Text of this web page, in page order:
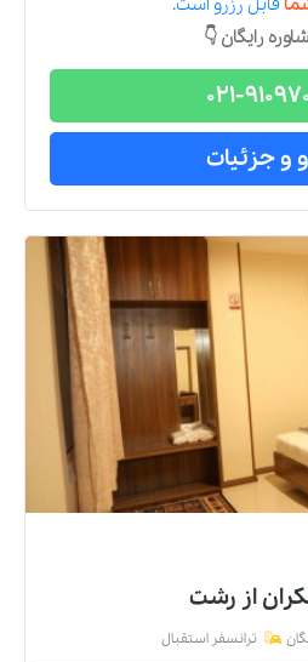
قابل رزرو است.
رایگان 👇
021-
و جزئیات
از رشت
ترانسفر استقبال